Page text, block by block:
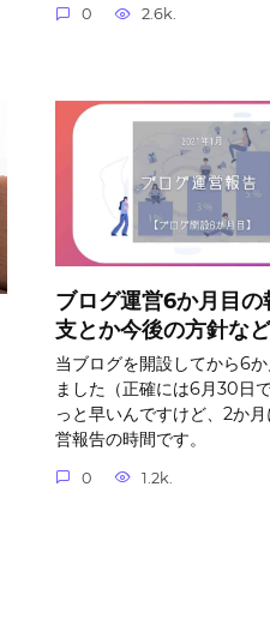
0 2.6k.
ブログ運営6か月目の
支とか今後の方針など
当ブログを開設してから6
ました（正確には6月30日
っと早いんですけど、2か月
営報告の時間です。
0 1.2k.